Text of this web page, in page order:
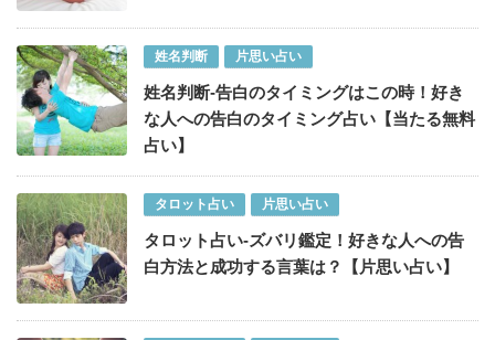
姓名判断 片思い占い
姓名判断-告白のタイミングはこの時！好き
な人への告白のタイミング占い【当たる無料
占い】
タロット占い 片思い占い
タロット占い-ズバリ鑑定！好きな人への告
白方法と成功する言葉は？【片思い占い】